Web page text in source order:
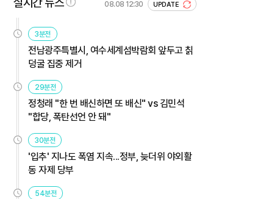
08.08 12:30 UPDATE
3분전
전남광주특별시, 여수세계섬박람회 앞두고 칡
덩굴 집중 제거
29분전
정청래 "한 번 배신하면 또 배신" vs 김민석
"합당, 폭탄선언 안 돼"
30분전
'입추' 지나도 폭염 지속...정부, 늦더위 야외활
동 자제 당부
54분전